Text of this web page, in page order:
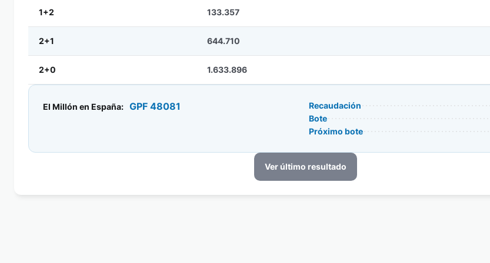
1+2 133.357
2+1 644.710
2+0 1.633.896
El Millón en España: GPF 48081 Recaudación
Bote
Próximo bote
Ver último resultado